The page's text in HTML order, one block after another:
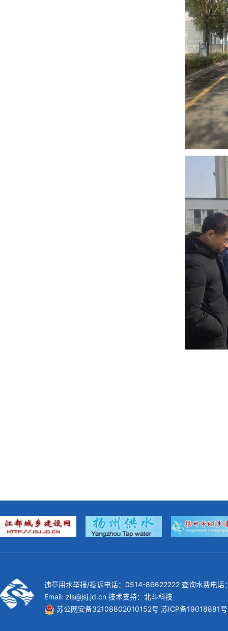
违章用水举报/投诉电话：0514-86622222 查询水费电
Email: zls@jsj.jd.cn 技术支持： 北斗科技
苏公网安备32108802010152号 苏ICP备19018881